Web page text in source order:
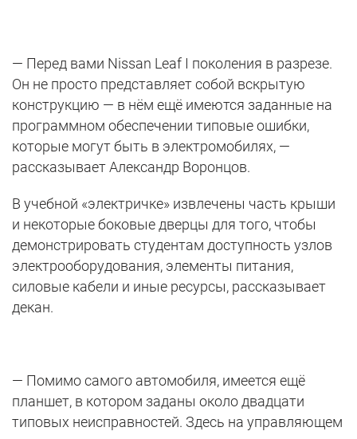
— Перед вами Nissan Leaf I поколения в разрезе.
Он не просто представляет собой вскрытую
конструкцию — в нём ещё имеются заданные на
программном обеспечении типовые ошибки,
которые могут быть в электромобилях, —
рассказывает Александр Воронцов.
В учебной «электричке» извлечены часть крыши
и некоторые боковые дверцы для того, чтобы
демонстрировать студентам доступность узлов
электрооборудования, элементы питания,
силовые кабели и иные ресурсы, рассказывает
декан.
— Помимо самого автомобиля, имеется ещё
планшет, в котором заданы около двадцати
типовых неисправностей. Здесь на управляющем